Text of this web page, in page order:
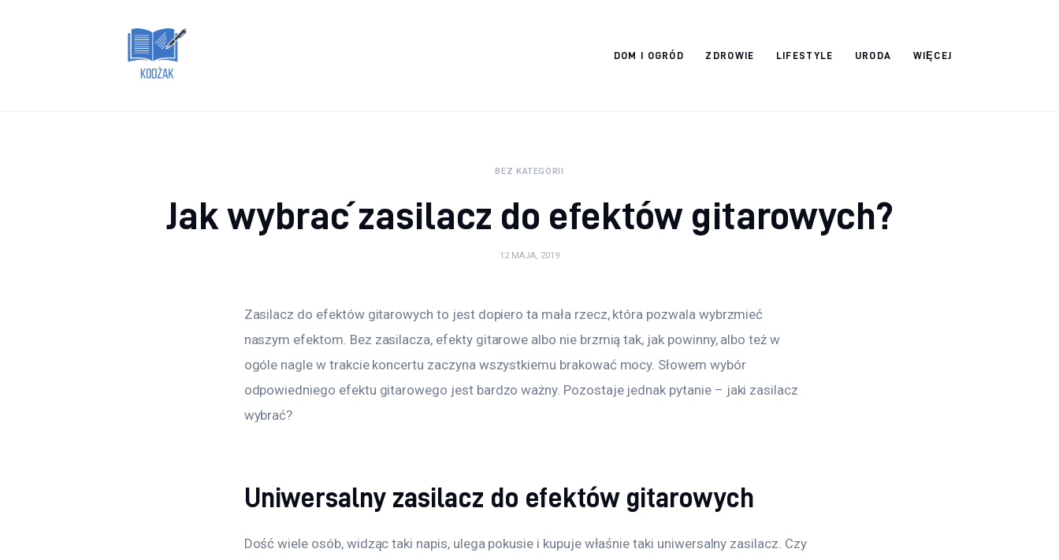
DOM I OGRÓD ZDROWIE LIFESTYLE URODA WIĘCEJ
BEZ KATEGORII
Jak wybrać zasilacz do efektów gitarowych?
12 MAJA, 2019
Zasilacz do efektów gitarowych to jest dopiero ta mała rzecz, która pozwala wybrzmieć
naszym efektom. Bez zasilacza, efekty gitarowe albo nie brzmią tak, jak powinny, albo też w
ogóle nagle w trakcie koncertu zaczyna wszystkiemu brakować mocy. Słowem wybór
odpowiedniego efektu gitarowego jest bardzo ważny. Pozostaje jednak pytanie – jaki zasilacz
wybrać?
Uniwersalny zasilacz do efektów gitarowych
Dość wiele osób, widząc taki napis, ulega pokusie i kupuje właśnie taki uniwersalny zasilacz. Czy